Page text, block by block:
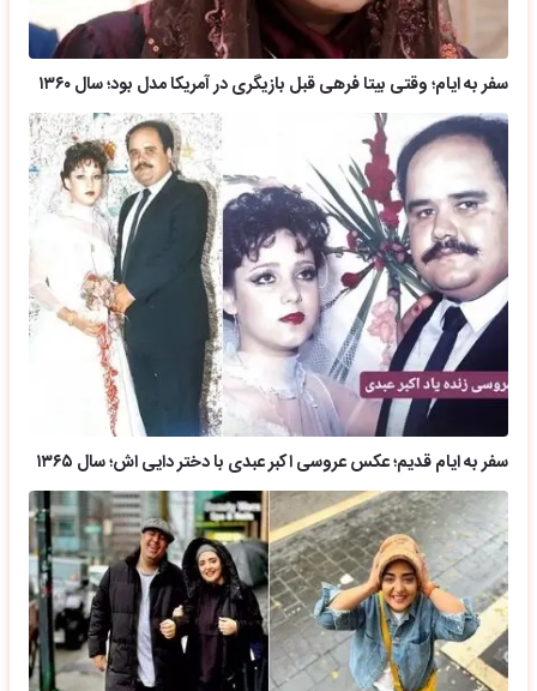
سفر به ایام؛ وقتی بیتا فرهی قبل بازیگری در آمریکا مدل بود؛ سال ۱۳۶۰
سفر به ایام قدیم؛ عکس عروسی اکبر عبدی با دختر دایی اش؛ سال ۱۳۶۵